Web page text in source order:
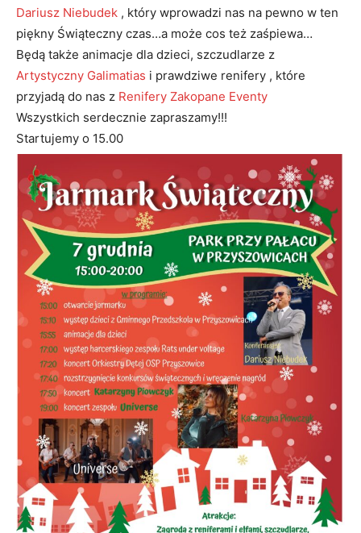
Dariusz Niebudek , który wprowadzi nas na pewno w ten
piękny Świąteczny czas…a może cos też zaśpiewa…
Będą także animacje dla dzieci, szczudlarze z
Artystyczny Galimatias i prawdziwe renifery , które
przyjadą do nas z Renifery Zakopane Eventy
Wszystkich serdecznie zapraszamy!!!
Startujemy o 15.00